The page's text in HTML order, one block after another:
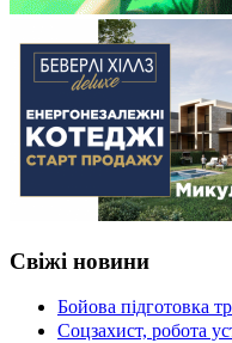
Свіжі новини
Бойова підготовка
Соцзахист, робота